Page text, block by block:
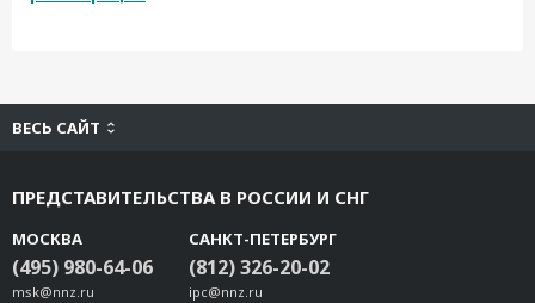
ВЕСЬ САЙТ
ПРЕДСТАВИТЕЛЬСТВА В РОССИИ И СНГ
МОСКВА
(495) 980-64-06
msk@nnz.ru
САНКТ-ПЕТЕРБУРГ
(812) 326-20-02
ipc@nnz.ru